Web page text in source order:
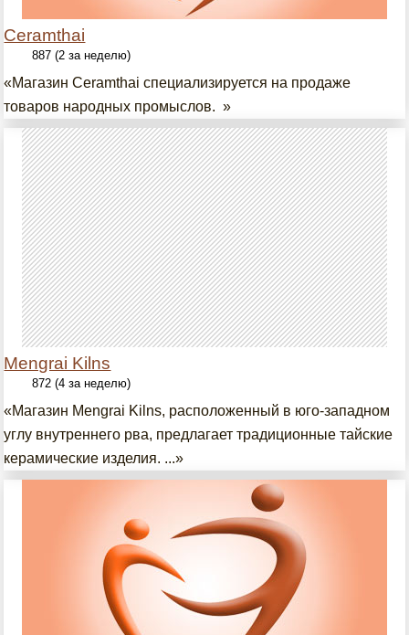
Ceramthai
887 (2 за неделю)
«Магазин Ceramthai специализируется на продаже
товаров народных промыслов. »
Mengrai Kilns
872 (4 за неделю)
«Магазин Mengrai Kilns, расположенный в юго-западном
углу внутреннего рва, предлагает традиционные тайские
керамические изделия. ...»